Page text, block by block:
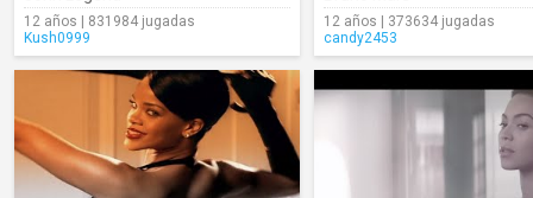
12 años | 831984 jugadas
Kush0999
12 años | 373634 jugadas
candy2453